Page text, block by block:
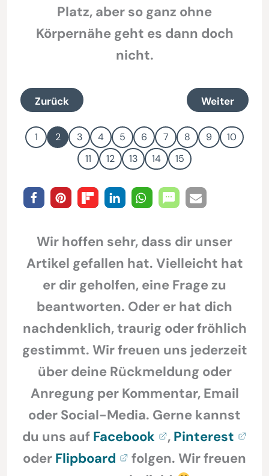
Platz, aber so ganz ohne
Körpernähe geht es dann doch
nicht.
Zurück Weiter
1 2 3 4 5 6 7 8 9
10
11
12 13 14 15
Wir hoffen sehr, dass dir unser
Artikel gefallen hat. Vielleicht hat
er dir geholfen, eine Frage zu
beantworten. Oder er hat dich
nachdenklich, traurig oder fröhlich
gestimmt. Wir freuen uns jederzeit
über deine Rückmeldung oder
Anregung per Kommentar, Email
oder Social-Media. Gerne kannst
du uns auf Facebook , Pinterest
oder Flipboard
folgen. Wir freuen